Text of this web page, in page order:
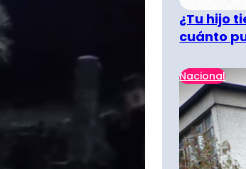
¿Tu hijo
cuánto
Nacional